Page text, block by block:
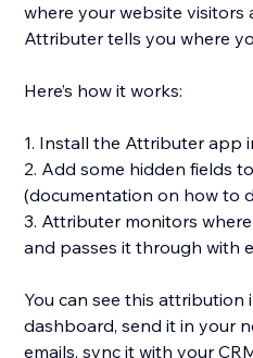
where your website visitors
Attributer tells you where
Here’s how it works:
1. Install the Attributer app
2. Add some hidden fields
(documentation on how to
3. Attributer monitors
and passes it through with
You can see this
dashboard, send it in your
emails, sync it with your